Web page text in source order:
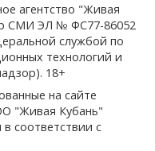
агентство "Живая
СМИ ЭЛ № ФС77-86052
службой по
технологий и
18+
на сайте
"Живая Кубань"
соответствии с